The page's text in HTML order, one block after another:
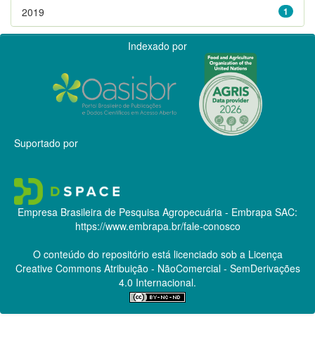
1
2019
Indexado por
Suportado por
Empresa Brasileira de Pesquisa Agropecuária - Embrapa SAC:
https://www.embrapa.br/fale-conosco
O conteúdo do repositório está licenciado sob a Licença
Creative CommonsAtribuição - NãoComercial - SemDerivações
4.0 Internacional.